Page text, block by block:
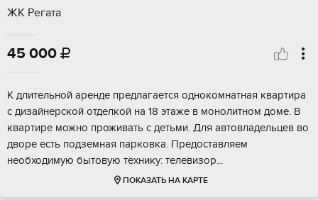
ЖК Регата
45 000 
К длительной аренде предлагается однокомнатная квартира
с дизайнерской отделкой на 18 этаже в монолитном доме. В
квартире можно проживать с детьми. Для автовладельцев во
дворе есть подземная парковка. Предоставляем
необходимую бытовую технику: телевизор...
ПОКАЗАТЬ НА КАРТЕ